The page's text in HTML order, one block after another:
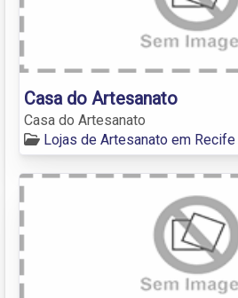
Casa do Artesanato
Casa do Artesanato
Lojas de Artesanato em Recife